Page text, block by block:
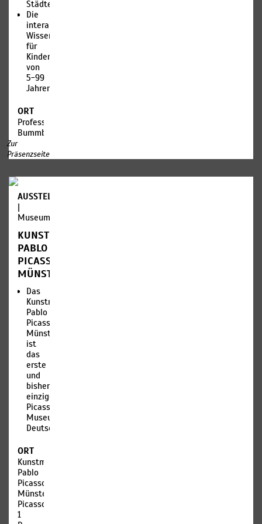
Städte
Die
interaktive
Wissenschaftsshow
für
Kinder
von
5-99
Jahren
ORT
Professor
Bummbastic
Zur
Präsenzseite
AUSSTELLUNGEN
Museum
KUNSTMUSEUM
PABLO
PICASSO
MÜNSTER
Das
Kunstmuseum
Pablo
Picasso
Münster
ist
das
erste
und
bisher
einzige
Picasso-
Museum
Deutschlands.
ORT
Kunstmuseum
Pablo
Picasso
Münster
Picassoplatz
1